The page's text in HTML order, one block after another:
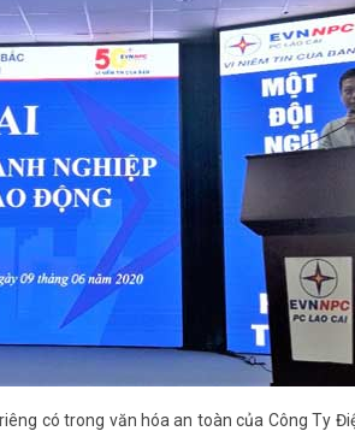
có trong văn hóa an toàn của Công Ty